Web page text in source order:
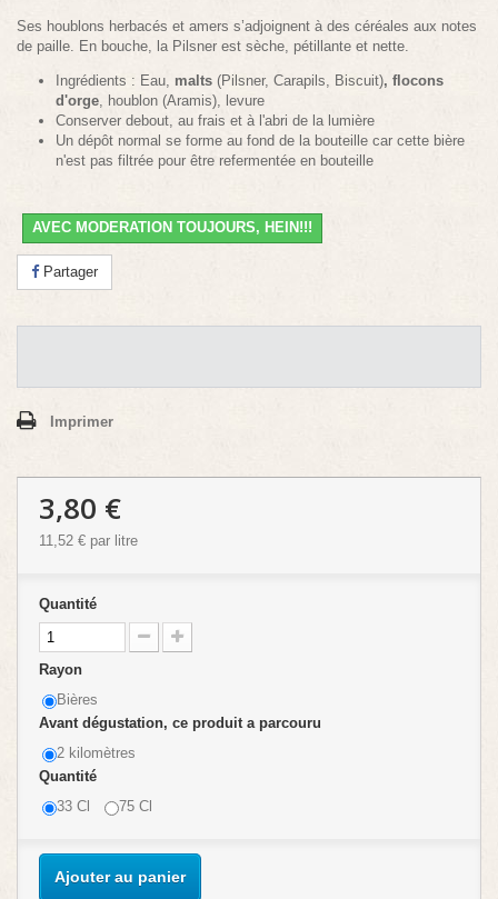
Ses houblons herbacés et amers s’adjoignent à des céréales aux notes
de paille. En bouche, la Pilsner est sèche, pétillante et nette.
Ingrédients : Eau, malts (Pilsner, Carapils, Biscuit), flocons
d'orge , houblon (Aramis), levure
Conserver debout, au frais et à l'abri de la lumière
Un dépôt normal se forme au fond de la bouteille car cette bière
n'est pas filtrée pour être refermentée en bouteille
AVEC MODERATION TOUJOURS, HEIN!!!
Partager
Imprimer
3,80 €
11,52 € par litre
Quantité
Rayon
Bières
Avant dégustation, ce produit a parcouru
2 kilomètres
Quantité
33 Cl
75 Cl
Ajouter au panier